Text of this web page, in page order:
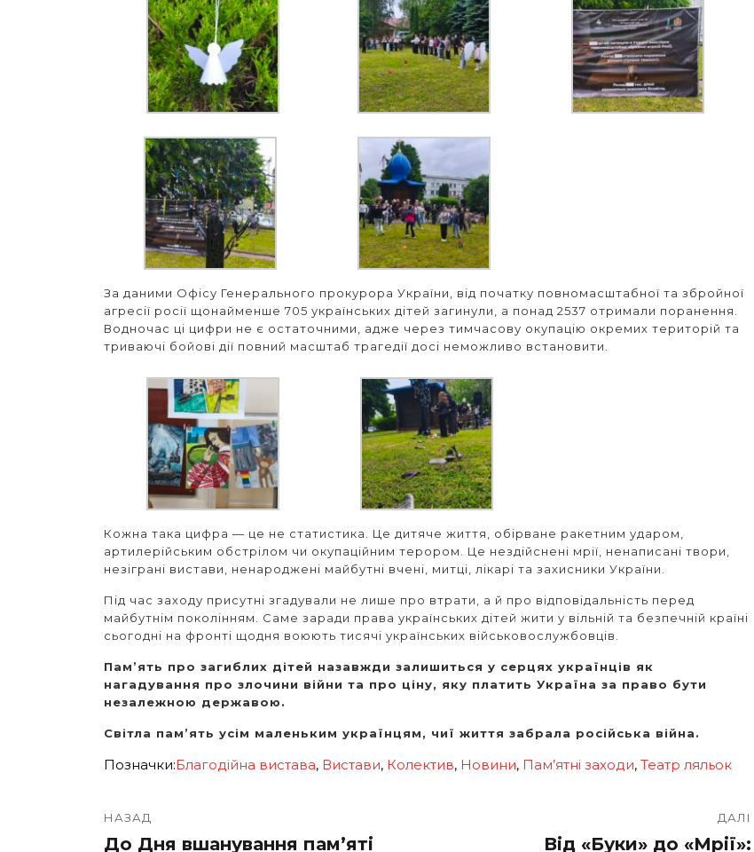
За даними Офісу Генерального прокурора України, від початку повномасштабної та збройної
агресії росії щонайменше 705 українських дітей загинули, а понад 2537 отримали поранення.
Водночас ці цифри не є остаточними, адже через тимчасову окупацію окремих територій та
триваючі бойові дії повний масштаб трагедії досі неможливо встановити.
Кожна така цифра — це не статистика. Це дитяче життя, обірване ракетним ударом,
артилерійським обстрілом чи окупаційним терором. Це нездійснені мрії, ненаписані твори,
незіграні вистави, ненароджені майбутні вчені, митці, лікарі та захисники України.
Під час заходу присутні згадували не лише про втрати, а й про відповідальність перед
майбутнім поколінням. Саме заради права українських дітей жити у вільній та безпечній країні
сьогодні на фронті щодня воюють тисячі українських військовослужбовців.
Пам’ять про загиблих дітей назавжди залишиться у серцях українців як
нагадування про злочини війни та про ціну, яку платить Україна за право бути
незалежною державою.
Світла пам’ять усім маленьким українцям, чиї життя забрала російська війна.
Позначки:Благодійна вистава, Вистави, Колектив, Новини, Пам’ятні заходи, Театр ляльок
записів
НАЗАД
Попередній
До Дня вшанування пам’яті
ДАЛІ
Від «Буки» до «Мрії»: